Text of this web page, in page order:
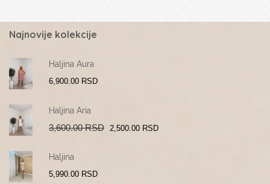
Najnovije kolekcije
Haljina Aura
6,900.00 RSD
Haljina Aria
3,600.00RSD Original
price
2,500.00 RSD
Haljina
5,990.00 RSD